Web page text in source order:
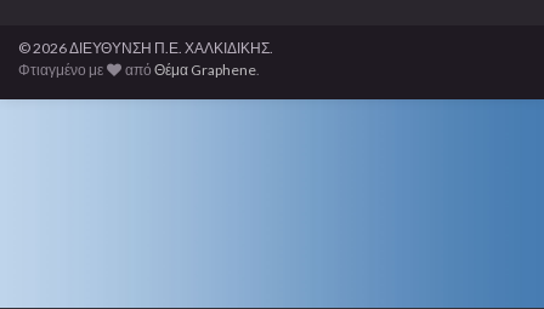
© 2026 ΔΙΕΥΘΥΝΣΗ Π.Ε. ΧΑΛΚΙΔΙΚΗΣ.
Φτιαγμένο με
απόΘέμα Graphene